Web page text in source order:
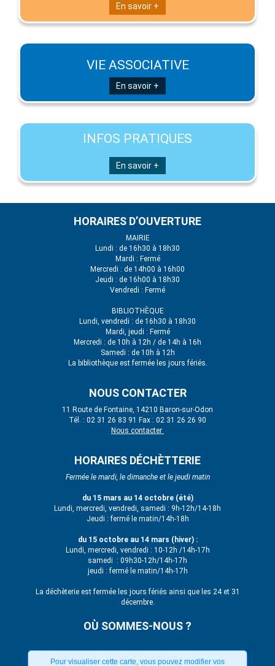
En savoir +
VIE ASSOCIATIVE
En savoir +
INFOS PRATIQUES
En savoir +
HORAIRES D’OUVERTURE
MAIRIE
Lundi : de 16h30 à 18h30
Mardi : Fermé
Mercredi : de 14h00 à 16h00
Jeudi : de 16h00 à 18h30
Vendredi : Fermé
BIBLIOTHÈQUE
Lundi, vendredi : de 16h30 à 18h30
Mardi, jeudi : Fermé
Mercredi : de 10h à 12h / de 14h à 16h
Samedi : de 10h à 12h
La bibliothèque est fermée les jours fériés.
NOUS CONTACTER
11 Route de Fontaine, 14210 Baron-sur-Odon
Tél. : 02 31 26 83 91 Fax : 02 31 26 26 90
Nous contacter
HORAIRES DÉCHÈTTERIE
Fermée le mardi, le dimanche et le jeudi matin
du 15 mars au 14 octobre (été)
Lundi, mercredi, vendredi, samedi : 9h-12h/14-18h
Jeudi : fermé le matin/14h-18h
du 15 octobre au 14 mars (hiver) :
Lundi, mercredi, vendredi : 10-12h /14h-17h
samedi : 09h30-12h/14h-17h
jeudi : fermé le matin/14h-17h
La déchèterie est fermée les jours fériés ainsi que les 24 et 31
décembre.
OÙ SOMMES-NOUS ?
Pour visualiser cette carte, vous pouvez modifier vos